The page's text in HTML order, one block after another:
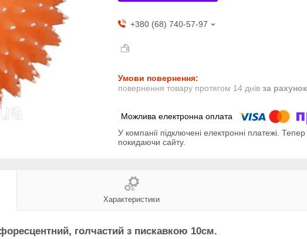
+380 (68) 740-57-97
повернення товару протягом 14 днів за
У компанії підключені електронні платежі.
покидаючи сайту.
Характеристики
голчастий з пискавкою 10см.